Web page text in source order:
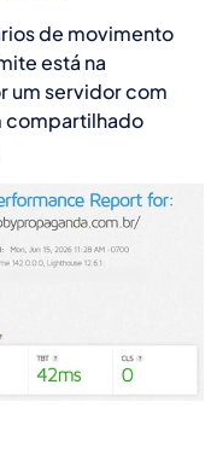
de movimento
está na
um servidor com
compartilhado